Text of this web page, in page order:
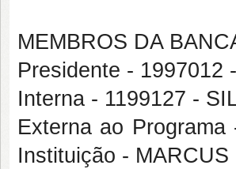
MEMBROS DA
Presidente - 1997012
Interna - 1199127 -
Externa ao
Instituição -